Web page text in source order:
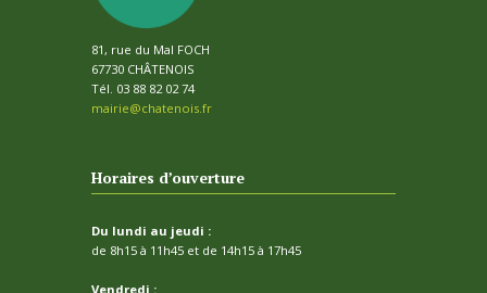
81, rue du Mal FOCH
67730 CHÂTENOIS
Tél. 03 88 82 02 74
mairie@chatenois.fr
Horaires d’ouverture
Du lundi au jeudi :
de 8h15 à 11h45 et de 14h15 à 17h45
Vendredi :